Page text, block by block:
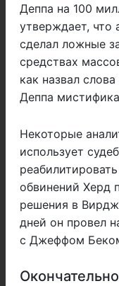
Деппа на 100
утверждает, что
сделал ложные
средствах
как назвал
Деппа
Некоторые
использует
обвинений Херд
решения в
дней он провел
с Джеффом